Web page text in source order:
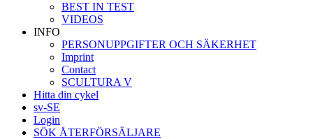
BEST IN TEST
VIDEOS
INFO
PERSONUPPGIFTER OCH SÄKERHET
Imprint
Contact
SCULTURA V
Hitta din cykel
sv-SE
Login
SÖK ÅTERFÖRSÄLJARE